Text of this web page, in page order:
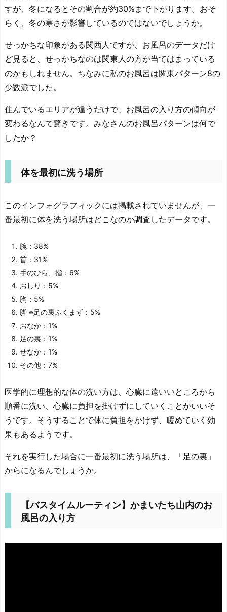
すが、冬になるとその割合が約30%まで下がります。おそ
らく、冬の寒さが影響しているのではないでしょうか。
せっかちな印象がある関西人ですが、お風呂のデータだけ
ど見ると、せっかちなのは関東人の方が当てはまっている
のかもしれません。ちなみに私のお風呂は関東パターン8の
少数派でした。
住んでいるエリアが違うだけで、お風呂の入り方の傾向が
変わるなんて驚きです。みなさんのお風呂パターンは何で
したか？
体を最初に洗う場所
このインフォグラフィックには掲載されていませんが、一
番最初に体を洗う場所はどこなのか調査したデータです。
腕：38%
首：31%
手のひら、指：6%
おしり：5%
胸：5%
脚 ※足の裏ふくまず：5%
おなか：1%
足の裏：1%
せなか：1%
その他：7%
医学的に理想的な体の洗い方は、心臓に遠いいところから
順番に洗い、心臓に負担を掛けずにしていくことがいいそ
うです。そうすることで体に負担をかけず、暖めていく効
果もあるようです。
それを実行した場合に一番最初に洗う場所は、「足の裏」
からになるんでしょうか。
【バスタイムルーティン】かまいたち山内のお
風呂の入り方